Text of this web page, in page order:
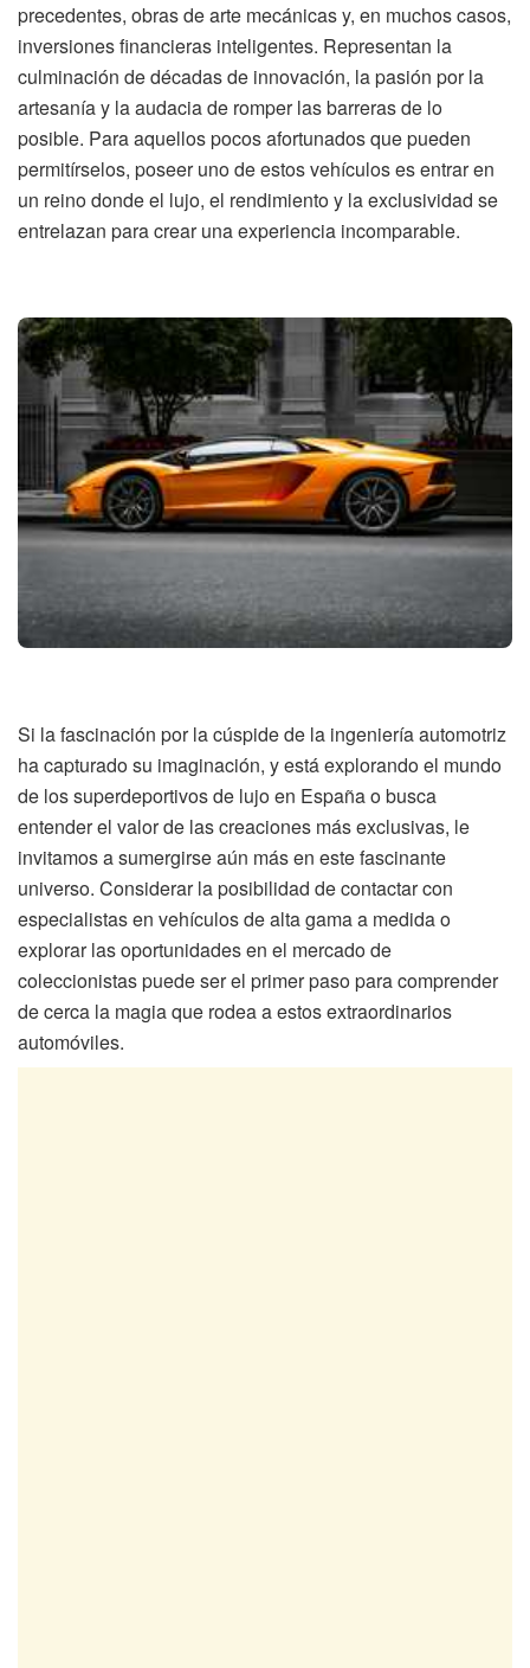
precedentes, obras de arte mecánicas y, en muchos casos,
inversiones financieras inteligentes. Representan la
culminación de décadas de innovación, la pasión por la
artesanía y la audacia de romper las barreras de lo
posible. Para aquellos pocos afortunados que pueden
permitírselos, poseer uno de estos vehículos es entrar en
un reino donde el lujo, el rendimiento y la exclusividad se
entrelazan para crear una experiencia incomparable.
Si la fascinación por la cúspide de la ingeniería automotriz
ha capturado su imaginación, y está explorando el mundo
de los superdeportivos de lujo en España o busca
entender el valor de las creaciones más exclusivas, le
invitamos a sumergirse aún más en este fascinante
universo. Considerar la posibilidad de contactar con
especialistas en vehículos de alta gama a medida o
explorar las oportunidades en el mercado de
coleccionistas puede ser el primer paso para comprender
de cerca la magia que rodea a estos extraordinarios
automóviles.